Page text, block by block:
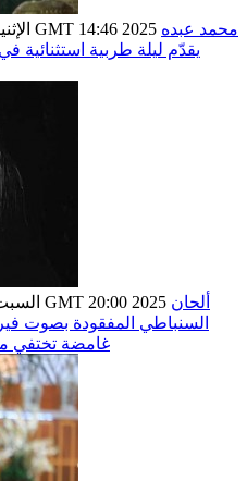
الإثنين ,01 كانون الأول / ديسمبر GMT 14:46 2025 محمد عبده
يقدّم ليلة طربية
السبت ,22 تشرين الثاني / نوفمبر GMT 20:00 2025 ألحان
السنباطي المفقودة بصوت
غامضة تختفي منذ 1979 وتنتظر قرارًا